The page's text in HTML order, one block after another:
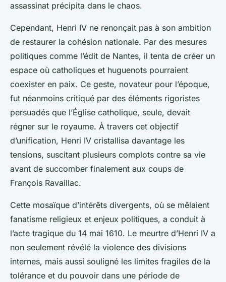
assassinat précipita dans le chaos.
Cependant, Henri IV ne renonçait pas à son ambition
de restaurer la cohésion nationale. Par des mesures
politiques comme l’édit de Nantes, il tenta de créer un
espace où catholiques et huguenots pourraient
coexister en paix. Ce geste, novateur pour l’époque,
fut néanmoins critiqué par des éléments rigoristes
persuadés que l’Église catholique, seule, devait
régner sur le royaume. À travers cet objectif
d’unification, Henri IV cristallisa davantage les
tensions, suscitant plusieurs complots contre sa vie
avant de succomber finalement aux coups de
François Ravaillac.
Cette mosaïque d’intérêts divergents, où se mêlaient
fanatisme religieux et enjeux politiques, a conduit à
l’acte tragique du 14 mai 1610. Le meurtre d’Henri IV a
non seulement révélé la violence des divisions
internes, mais aussi souligné les limites fragiles de la
tolérance et du pouvoir dans une période de